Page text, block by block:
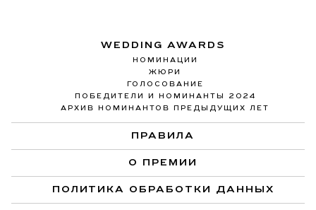
WEDDING AWARDS
НОМИНАЦИИ
ЖЮРИ
ГОЛОСОВАНИЕ
ПОБЕДИТЕЛИ И НОМИНАНТЫ 2024
АРХИВ НОМИНАНТОВ ПРЕДЫДУЩИХ ЛЕТ
ПРАВИЛА
О ПРЕМИИ
ПОЛИТИКА ОБРАБОТКИ ДАННЫХ